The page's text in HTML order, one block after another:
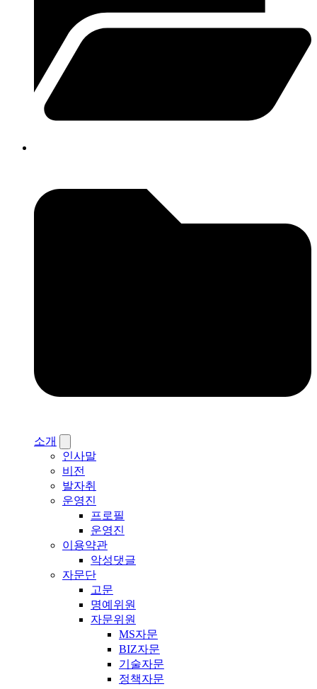
소개
인사말
비전
발자취
운영진
프로필
운영진
이용약관
악성댓글
자문단
고문
명예위원
자문위원
MS자문
BIZ자문
기술자문
정책자문